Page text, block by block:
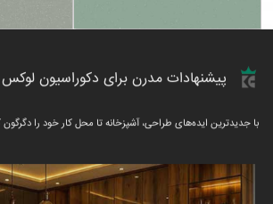
پیشنهادات مدرن برای دکوراسیون لوکس
با جدیدترین ایده‌های طراحی، آشپزخانه تا محل کار خود را دگرگون